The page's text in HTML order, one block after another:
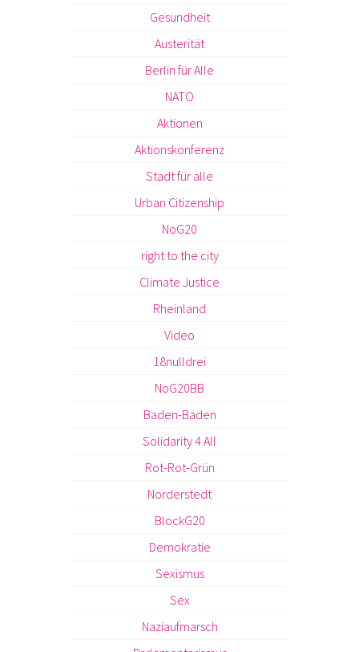
Gesundheit
Austerität
Berlin für Alle
NATO
Aktionen
Aktionskonferenz
Stadt für alle
Urban Citizenship
NoG20
right to the city
Climate Justice
Rheinland
Video
18nulldrei
NoG20BB
Baden-Baden
Solidarity 4 All
Rot-Rot-Grün
Norderstedt
BlockG20
Demokratie
Sexismus
Sex
Naziaufmarsch